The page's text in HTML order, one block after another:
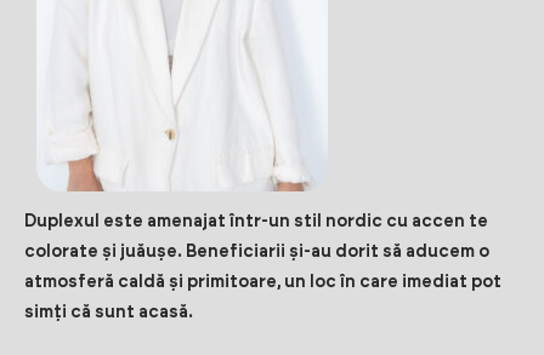
Duplexul este amenajat într-un stil nordic cu accen te
colorate și juăușe. Beneficiarii și-au dorit să aducem o
atmosferă caldă și primitoare, un loc în care imediat pot
simți că sunt acasă.